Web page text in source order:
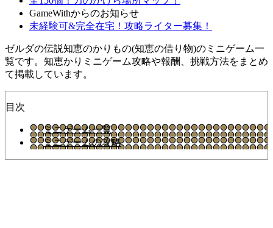
GameWithからのお知らせ
未経験可&完全在宅！攻略ライター募集！
ゼルダの伝説知恵のかりもの(知恵の借り物)のミニゲーム一
覧です。知恵かりミニゲーム攻略や報酬、挑戦方法をまとめ
て掲載しています。
目次
ミニゲーム一覧
ミニゲームの攻略